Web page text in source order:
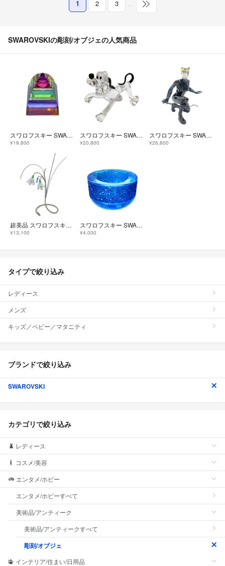
1 2 3 …
SWAROVSKIの彫刻/オブジェの人気商品
スワロフスキー SWAROVSKI ピラミッド Pyramid ペーパーウェイト オブジェ 置物 7450 クリア インテリア AB加工 文鎮【中古】
¥19,800
スワロフスキー SWAROVSKI ディズニー Disney プルート オブジェ 置物 692344 クリア【中古】
¥20,800
スワロフスキー SWAROVSKI DC Catwoman キャットウーマン オブジェ 置物 5633660 クリア バットマン【中古】
¥26,800
超美品 スワロフスキー SWAROVSKI 廃盤モデル 945870 Paradise Flowerコレクション Damarys Erinite スノードロップ クリスタル 花
¥13,100
スワロフスキー SWAROVSKI シマー Shimmer ティーライト キャンドルホルダー オブジェ 置物 5136916 ブルー【中古】
¥4,000
タイプで絞り込み
レディース
メンズ
キッズ／ベビー／マタニティ
ブランドで絞り込み
SWAROVSKI
カテゴリで絞り込み
レディース
コスメ/美容
エンタメ/ホビー
エンタメ/ホビーすべて
美術品/アンティーク
美術品/アンティークすべて
彫刻/オブジェ
インテリア/住まい/日用品